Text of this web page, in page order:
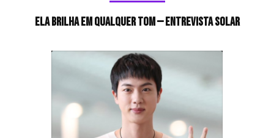
Ela brilha em qualquer tom — Entrevista Solar